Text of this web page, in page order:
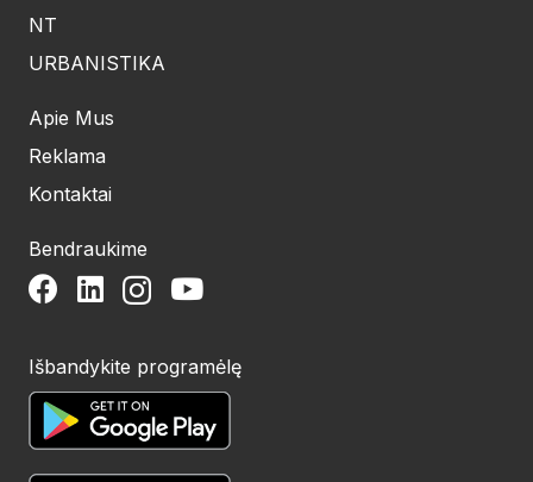
NT
URBANISTIKA
Apie Mus
Reklama
Kontaktai
Bendraukime
Išbandykite programėlę